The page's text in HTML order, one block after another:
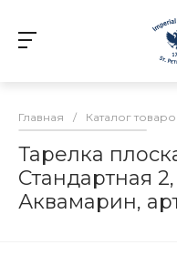
Главная / Каталог
Тарелка
Стандартная
Аквамарин,